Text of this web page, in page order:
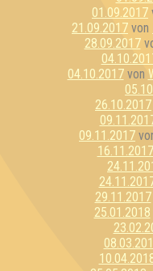
01.09.2017
21.09.2017 von
28.09.2017
04.10.2017von
26.10.2017
09.11.2017
16.11.2017
29.11.2017
25.01.2018